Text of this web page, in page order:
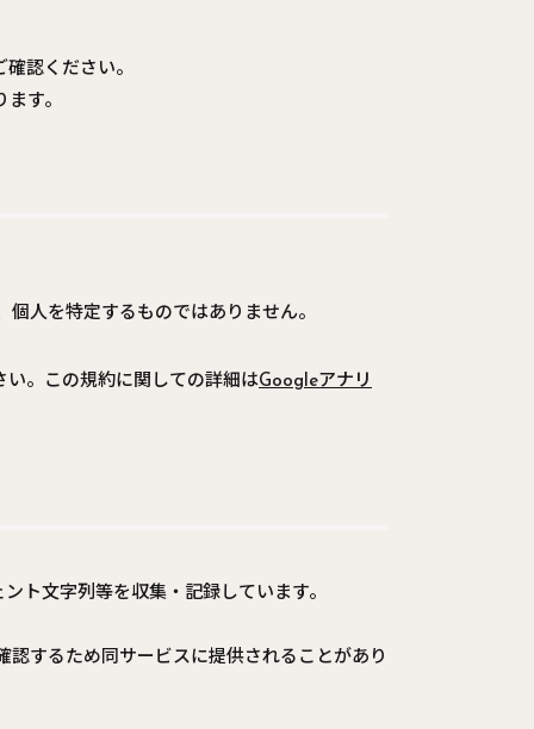
認ください。
す。
人を特定するものではありません。
い。この規約に関しての詳細はGoogleアナリ
ト文字列等を収集・記録しています。
するため同サービスに提供されることがあり